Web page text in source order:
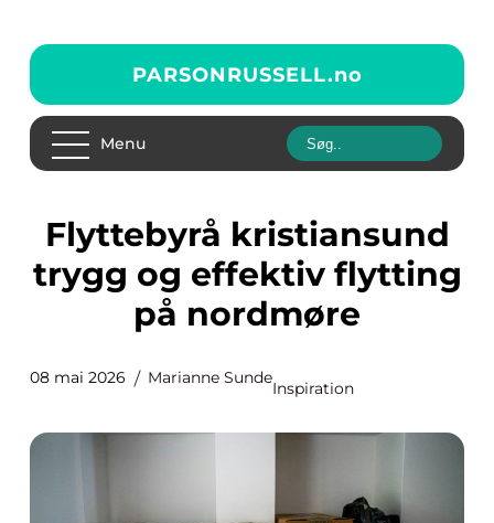
PARSONRUSSELL.no
Menu
Flyttebyrå kristiansund
trygg og effektiv flytting
på nordmøre
08 mai 2026 Marianne Sunde
Inspiration